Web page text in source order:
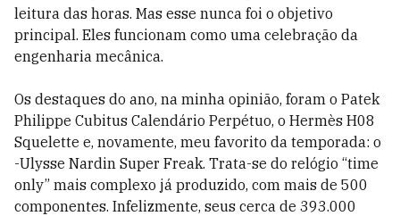
leitura das horas. Mas esse nunca foi o objetivo
principal. Eles funcionam como uma celebração da
engenharia mecânica.
Os destaques do ano, na minha opinião, foram o Patek
Philippe Cubitus Calendário Perpétuo, o Hermès H08
Squelette e, novamente, meu favorito da temporada: o
-Ulysse Nardin Super Freak. Trata-se do relógio “time
only” mais complexo já produzido, com mais de 500
componentes. Infelizmente, seus cerca de 393.000